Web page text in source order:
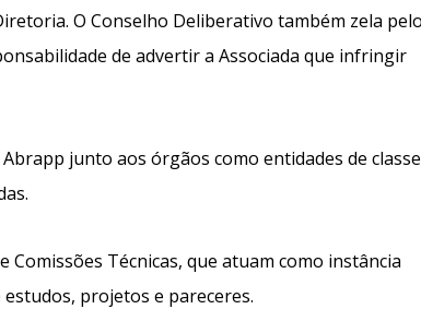
O Conselho Deliberativo também zela pelo
de advertir a Associada que infringir
junto aos órgãos como entidades de classe
Técnicas, que atuam como instância
projetos e pareceres.​